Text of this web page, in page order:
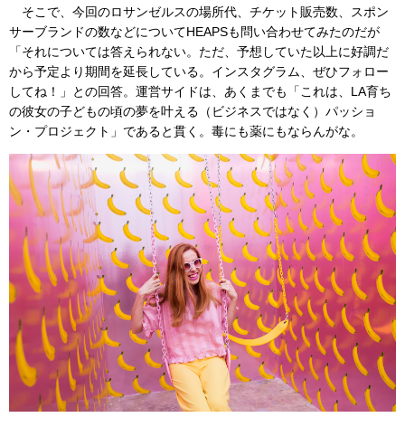
そこで、今回のロサンゼルスの場所代、チケット販売数、スポン
サーブランドの数などについてHEAPSも問い合わせてみたのだが
「それについては答えられない。ただ、予想していた以上に好調だ
から予定より期間を延長している。インスタグラム、ぜひフォロー
してね！」との回答。運営サイドは、あくまでも「これは、LA育ち
の彼女の子どもの頃の夢を叶える（ビジネスではなく）パッショ
ン・プロジェクト」であると貫く。毒にも薬にもならんがな。